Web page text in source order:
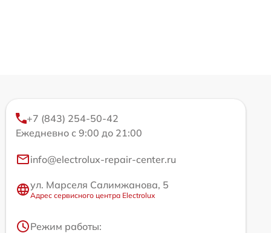
+7 (843) 254-50-42
Ежедневно с 9:00 до 21:00
info@electrolux-repair-center.ru
ул. Марселя Салимжанова, 5
Адрес сервисного центра Electrolux
Режим работы: